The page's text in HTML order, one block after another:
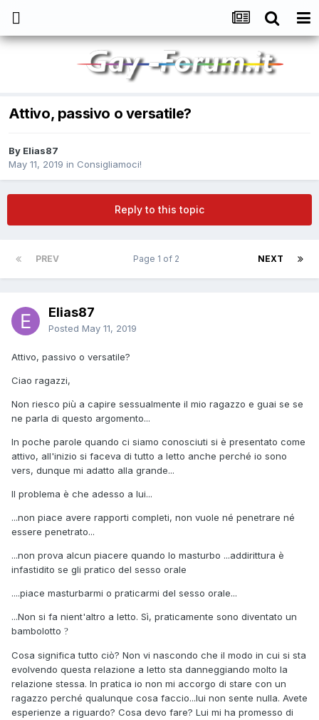
Attivo, passivo o versatile?
By Elias87
May 11, 2019 in Consigliamoci!
Reply to this topic
PREV NEXT
Page 1 of 2
Elias87
Posted May 11, 2019
Attivo, passivo o versatile?
Ciao ragazzi,
Non riesco più a capire sessualmente il mio ragazzo e guai se se
ne parla di questo argomento...
In poche parole quando ci siamo conosciuti si è presentato come
attivo, all'inizio si faceva di tutto a letto anche perché io sono
vers, dunque mi adatto alla grande...
Il problema è che adesso a lui...
...non piace avere rapporti completi, non vuole né penetrare né
essere penetrato...
...non prova alcun piacere quando lo masturbo ...addirittura è
infastidito se gli pratico del sesso orale
....piace masturbarmi o praticarmi del sesso orale...
...Non si fa nient'altro a letto. Sì, praticamente sono diventato un
bambolotto ?
Cosa significa tutto ciò? Non vi nascondo che il modo in cui si sta
evolvendo questa relazione a letto sta danneggiando molto la
relazione stessa. In pratica io non mi accorgo di stare con un
ragazzo perché qualunque cosa faccio...lui non sente nulla. Avete
esperienze a riguardo? Cosa devo fare? Lui mi ha promesso di